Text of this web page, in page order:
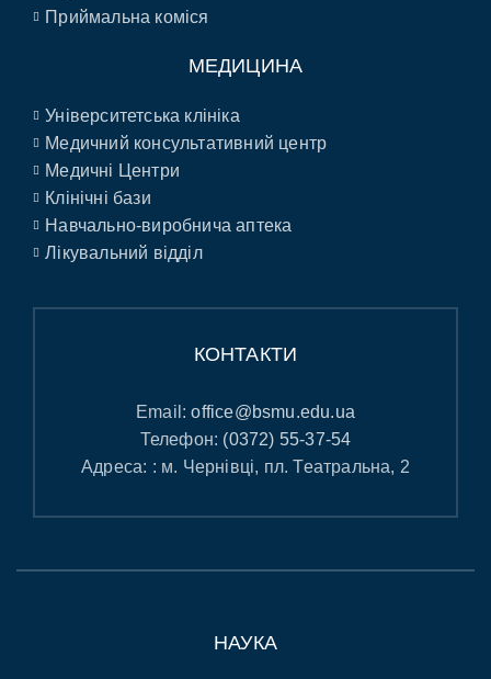
Приймальна коміся
МЕДИЦИНА
Університетська клініка
Медичний консультативний центр
Медичні Центри
Клінічні бази
Навчально-виробнича аптека
Лікувальний відділ
КОНТАКТИ
Email:office@bsmu.edu.ua
Телефон: (0372) 55-37-54
Адреса: : м. Чернівці, пл. Театральна, 2
НАУКА